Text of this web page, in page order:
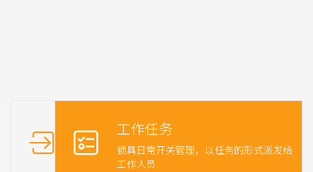
登录页
两种登录方式，账号密码和人脸识别
工作任务
锁具日常开关管理，以任务的形式派发给
工作人员